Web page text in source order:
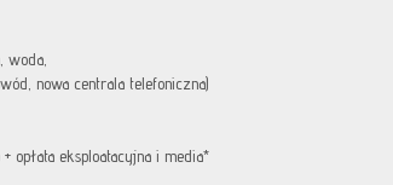
woda,
nowa centrala telefoniczna)
opłata eksploatacyjna i media*